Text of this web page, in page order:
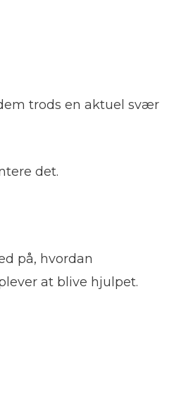
trods en aktuel svær
det.
på, hvordan
at blive hjulpet.